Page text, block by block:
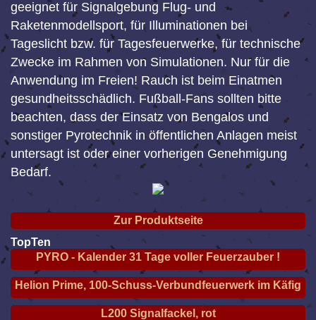
geeignet für Signalgebung Flug- und
Raketenmodellsport, für Illuminationen bei
Tageslicht bzw. für Tagesfeuerwerke, für technische
Zwecke im Rahmen von Simulationen. Nur für die
Anwendung im Freien! Rauch ist beim Einatmen
gesundheitsschädlich. Fußball-Fans sollten bitte
beachten, dass der Einsatz von Bengalos und
sonstiger Pyrotechnik in öffentlichen Anlagen meist
untersagt ist oder einer vorherigen Genehmigung
Bedarf.
Zur Produktseite
TopTen
PYRO - Kalender 31 Tage voller Feuerzauber !
Helion Prime, 100-Schuss-Verbundfeuerwerk im Käfig
L200 Signalfackel, rot